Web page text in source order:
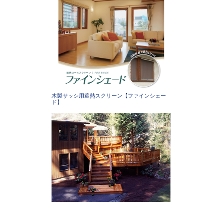
木製サッシ用遮熱スクリーン【ファインシェー
ド】